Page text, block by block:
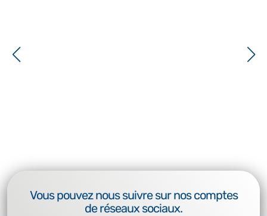
Vous pouvez nous suivre sur nos comptes
de réseaux sociaux.